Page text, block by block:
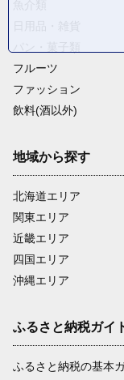
フルーツ
ファッション
飲料(酒以外)
地域から探す
北海道エリア
関東エリア
近畿エリア
四国エリア
沖縄エリア
ふるさと納税ガイ
ふるさと納税の基本